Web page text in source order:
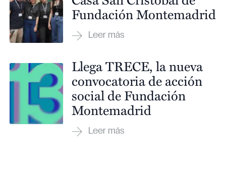
Fundación Montemadrid
Llega TRECE, la nueva
convocatoria de acción
social de Fundación
Montemadrid